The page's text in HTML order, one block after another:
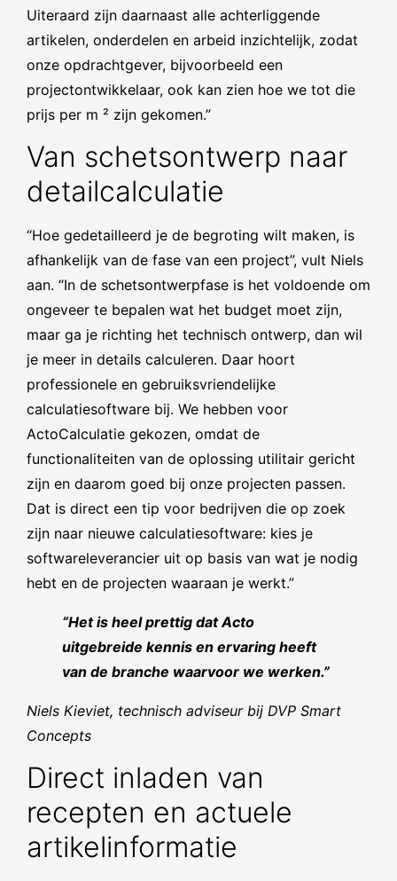
Uiteraard zijn daarnaast alle achterliggende
artikelen, onderdelen en arbeid inzichtelijk, zodat
onze opdrachtgever, bijvoorbeeld een
projectontwikkelaar, ook kan zien hoe we tot die
prijs per m ² zijn gekomen.”
Van schetsontwerp naar
detailcalculatie
“Hoe gedetailleerd je de begroting wilt maken, is
afhankelijk van de fase van een project”, vult Niels
aan. “In de schetsontwerpfase is het voldoende om
ongeveer te bepalen wat het budget moet zijn,
maar ga je richting het technisch ontwerp, dan wil
je meer in details calculeren. Daar hoort
professionele en gebruiksvriendelijke
calculatiesoftware bij. We hebben voor
ActoCalculatie gekozen, omdat de
functionaliteiten van de oplossing utilitair gericht
zijn en daarom goed bij onze projecten passen.
Dat is direct een tip voor bedrijven die op zoek
zijn naar nieuwe calculatiesoftware: kies je
softwareleverancier uit op basis van wat je nodig
hebt en de projecten waaraan je werkt.”
“Het is heel prettig dat Acto
uitgebreide kennis en ervaring heeft
van de branche waarvoor we werken.”
Niels Kieviet, technisch adviseur bij DVP Smart
Concepts
Direct inladen van
recepten en actuele
artikelinformatie